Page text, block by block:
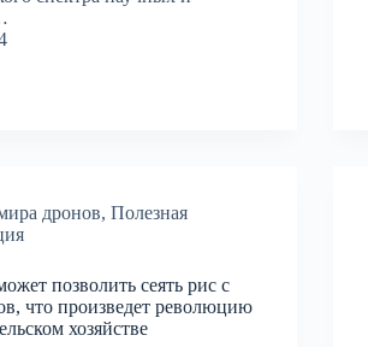
дронов, Полезная
позволить сеять рис с
что произведет революцию
хозяйстве